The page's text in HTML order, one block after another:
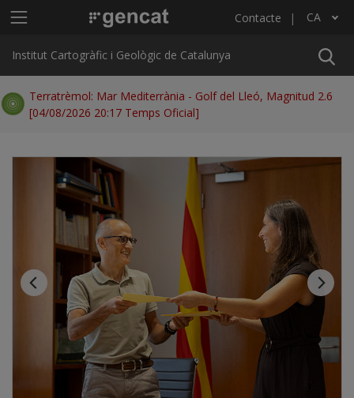
Menú principal ICGC Contacte CA
Llista les accions addicionals
Institut Cartogràfic i Geològic de Catalunya
Terratrèmol: Mar Mediterrània - Golf del Lleó, Magnitud 2.6
[04/08/2026 20:17 Temps Oficial]